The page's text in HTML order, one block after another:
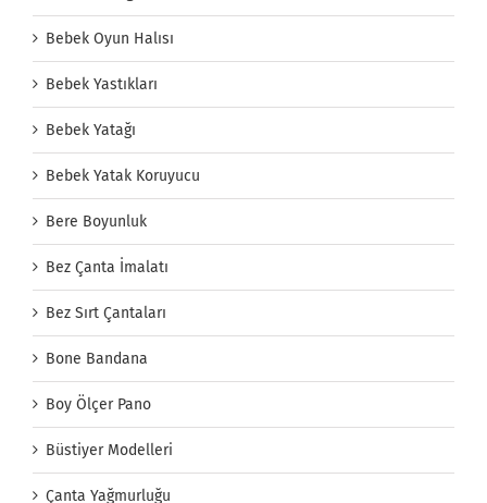
Bebek Oyun Halısı
Bebek Yastıkları
Bebek Yatağı
Bebek Yatak Koruyucu
Bere Boyunluk
Bez Çanta İmalatı
Bez Sırt Çantaları
Bone Bandana
Boy Ölçer Pano
Büstiyer Modelleri
Çanta Yağmurluğu